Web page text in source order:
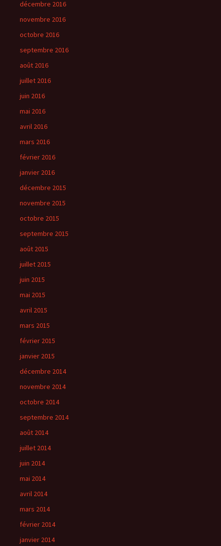
décembre 2016
novembre 2016
octobre 2016
septembre 2016
août 2016
juillet 2016
juin 2016
mai 2016
avril 2016
mars 2016
février 2016
janvier 2016
décembre 2015
novembre 2015
octobre 2015
septembre 2015
août 2015
juillet 2015
juin 2015
mai 2015
avril 2015
mars 2015
février 2015
janvier 2015
décembre 2014
novembre 2014
octobre 2014
septembre 2014
août 2014
juillet 2014
juin 2014
mai 2014
avril 2014
mars 2014
février 2014
janvier 2014